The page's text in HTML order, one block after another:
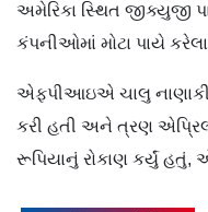
અમેરિકા સ્થિત જીક્યુજી
કંપનીઓમાં મોટા પાયે
એફપીઆઇએ ચાલુ
કરી હતી અને ત્રણ
રૂપિયાનું રોકાણ કર્યું હતું,